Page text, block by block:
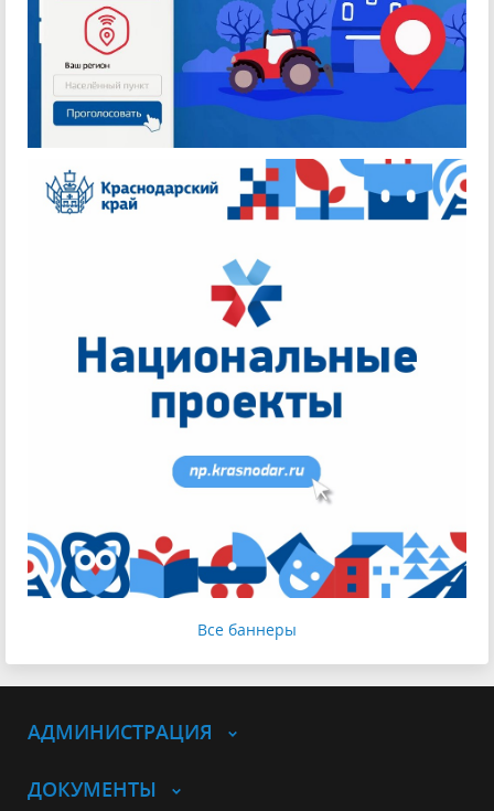
Все баннеры
АДМИНИСТРАЦИЯ
ДОКУМЕНТЫ